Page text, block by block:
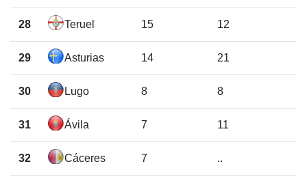
28 Teruel 15 12
29 Asturias 14 21
30 Lugo 8 8
31 Ávila 7 11
32 Cáceres 7 ..